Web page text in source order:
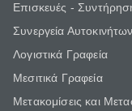
Επισκευές -
Συνεργεία Αυτοκινήτων
Λογιστικά Γραφεία
Μεσιτικά Γραφεία
Μετακομίσεις και